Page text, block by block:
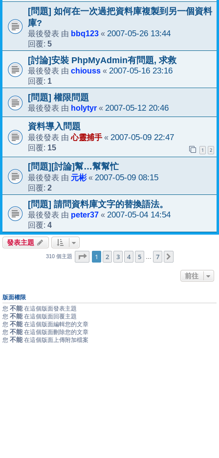
[問題] 如何在一次過把資料庫複製到另一個資料
庫?
最後發表 由 bbq123 « 2007-05-26 13:44
回覆: 5
[討論]安裝 PhpMyAdmin有問題, 求救
最後發表 由 chiouss « 2007-05-16 23:16
回覆: 1
[問題] 權限問題
最後發表 由 holytyr « 2007-05-12 20:46
資料導入問題
最後發表 由心靈捕手 « 2007-05-09 22:47
回覆: 15 1 2
[問題][討論]幫…幫幫忙
最後發表 由 元彬« 2007-05-09 08:15
回覆: 2
[問題] 請問資料庫文字的替換語法。
最後發表 由 peter37 « 2007-05-04 14:54
回覆: 4
發表主題
310 個主題 第1 頁 (共 頁)
1 2 3 4 5 … 7
前往
版面權限
您 不能 在這個版面發表主題
您 不能 在這個版面回覆主題
您 不能 在這個版面編輯您的文章
您 不能 在這個版面刪除您的文章
您 不能 在這個版面上傳附加檔案